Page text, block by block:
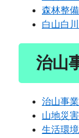
森林整
白山白
治山
治山事
山地災
生活環